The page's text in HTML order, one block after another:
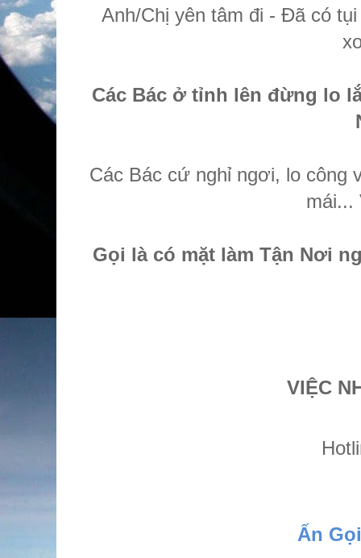
Anh/Chị yên tâm đi - Đã có
Các Bác ở tỉnh lên đừng lo
Các Bác cứ nghỉ ngơi, lo công
mái...
Gọi là có mặt làm Tận Nơi
VIỆC
Ấn